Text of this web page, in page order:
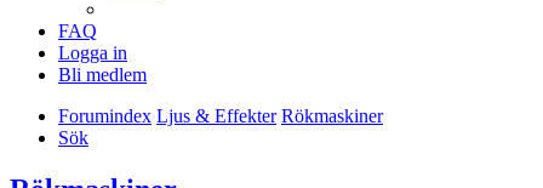
FAQ
Logga in
Bli medlem
Forumindex Ljus & Effekter Rökmaskiner
Sök